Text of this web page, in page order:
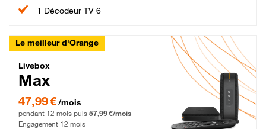
1 Décodeur TV 6
Le meilleur d'Orange
Livebox Max Fibre
Livebox
Max
47,99 € par mois pendant 12 mois puis 57,99 € par mois, Engagement 12 mois
47,99 €/mois
pendant 12 mois puis 57,99 €/mois
Engagement 12 mois